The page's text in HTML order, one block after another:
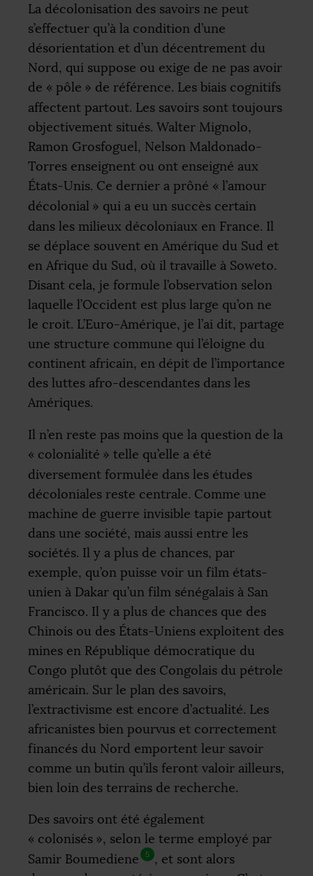
La décolonisation des savoirs ne peut
s’effectuer qu’à la condition d’une
désorientation et d’un décentrement du
Nord, qui suppose ou exige de ne pas avoir
de « pôle » de référence. Les biais cognitifs
affectent partout. Les savoirs sont toujours
objectivement situés. Walter Mignolo,
Ramon Grosfoguel, Nelson Maldonado-
Torres enseignent ou ont enseigné aux
États-Unis. Ce dernier a prôné « l’amour
décolonial » qui a eu un succès certain
dans les milieux décoloniaux en France. Il
se déplace souvent en Amérique du Sud et
en Afrique du Sud, où il travaille à Soweto.
Disant cela, je formule l’observation selon
laquelle l’Occident est plus large qu’on ne
le croit. L’Euro-Amérique, je l’ai dit, partage
une structure commune qui l’éloigne du
continent africain, en dépit de l’importance
des luttes afro-descendantes dans les
Amériques.
Il n’en reste pas moins que la question de la
« colonialité » telle qu’elle a été
diversement formulée dans les études
décoloniales reste centrale. Comme une
machine de guerre invisible tapie partout
dans une société, mais aussi entre les
sociétés. Il y a plus de chances, par
exemple, qu’on puisse voir un film états-
unien à Dakar qu’un film sénégalais à San
Francisco. Il y a plus de chances que des
Chinois ou des États-Uniens exploitent des
mines en République démocratique du
Congo plutôt que des Congolais du pétrole
américain. Sur le plan des savoirs,
l’extractivisme est encore d’actualité. Les
africanistes bien pourvus et correctement
financés du Nord emportent leur savoir
comme un butin qu’ils feront valoir ailleurs,
bien loin des terrains de recherche.
Des savoirs ont été également
« colonisés », selon le terme employé par
Samir Boumediene
5
, et sont alors